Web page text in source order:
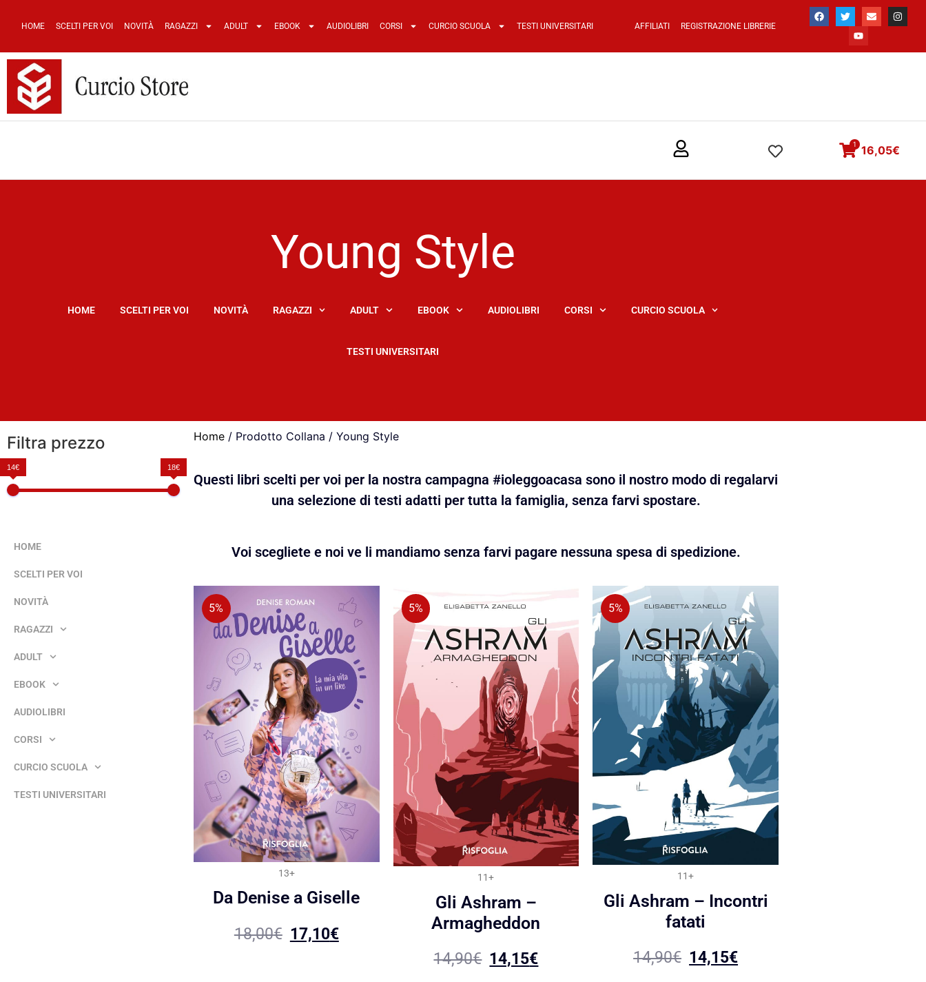
HOME SCELTI PER VOI NOVITÀ RAGAZZI ADULT EBOOK AUDIOLIBRI CORSI CURCIO SCUOLA TESTI UNIVERSITARI AFFILIATI REGISTRAZIONE LIBRERIE
16,05€
1
Young Style
HOME SCELTI PER VOI NOVITÀ RAGAZZI ADULT EBOOK AUDIOLIBRI CORSI CURCIO SCUOLA
TESTI UNIVERSITARI
Filtra prezzo
14€ 18€
HOME
SCELTI PER VOI
NOVITÀ
RAGAZZI
ADULT
EBOOK
AUDIOLIBRI
CORSI
CURCIO SCUOLA
TESTI UNIVERSITARI
Home / Prodotto Collana / Young Style
Questi libri scelti per voi per la nostra campagna #ioleggoacasa sono il nostro modo di regalarvi
una selezione di testi adatti per tutta la famiglia, senza farvi spostare.
Voi scegliete e noi ve li mandiamo senza farvi pagare nessuna spesa di spedizione.
5%
13+
Da Denise a Giselle
18,00€ 17,10€
5%
11+
Gli Ashram –
Armagheddon
14,90€ 14,15€
5%
11+
Gli Ashram – Incontri
fatati
14,90€ 14,15€